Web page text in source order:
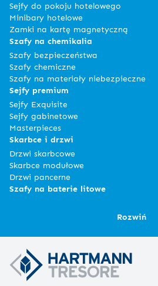
Sejfy do pokoju hotelowego
Minibary hotelowe
Zamki na kartę magnetyczną
Szafy na chemikalia
Szafy bezpieczeństwa
Szafy chemiczne
Szafy na materiały niebezpieczne
Sejfy premium
Sejfy Exquisite
Sejfy gabinetowe
Masterpieces
Skarbce i drzwi
Drzwi skarbcowe
Skarbce modułowe
Drzwi pancerne
Szafy na baterie litowe
Rozwiń